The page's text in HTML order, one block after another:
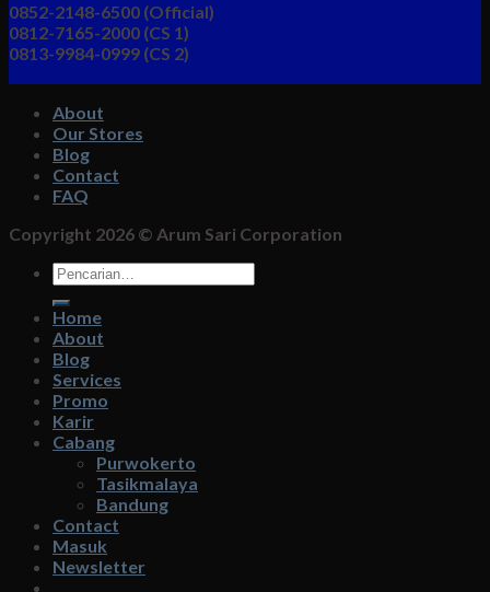
0852-2148-6500 (Official)
0812-7165-2000 (CS 1)
0813-9984-0999 (CS 2)
About
Our Stores
Blog
Contact
FAQ
Copyright 2026 © Arum Sari Corporation
Pencarian
untuk:
Home
About
Blog
Services
Promo
Karir
Cabang
Purwokerto
Tasikmalaya
Bandung
Contact
Masuk
Newsletter